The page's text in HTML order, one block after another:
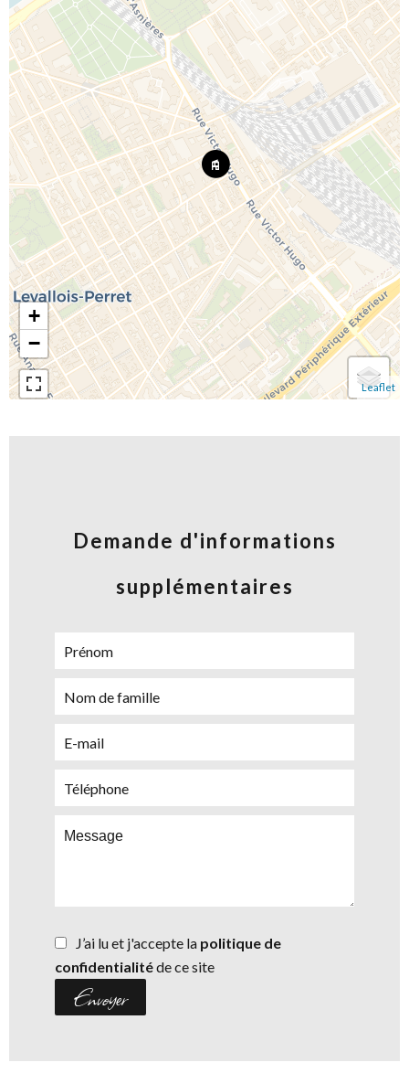
+
−
Leaflet
Demande d'informations
supplémentaires
J’ai lu et j'accepte la politique de
confidentialitéde ce site
Envoyer